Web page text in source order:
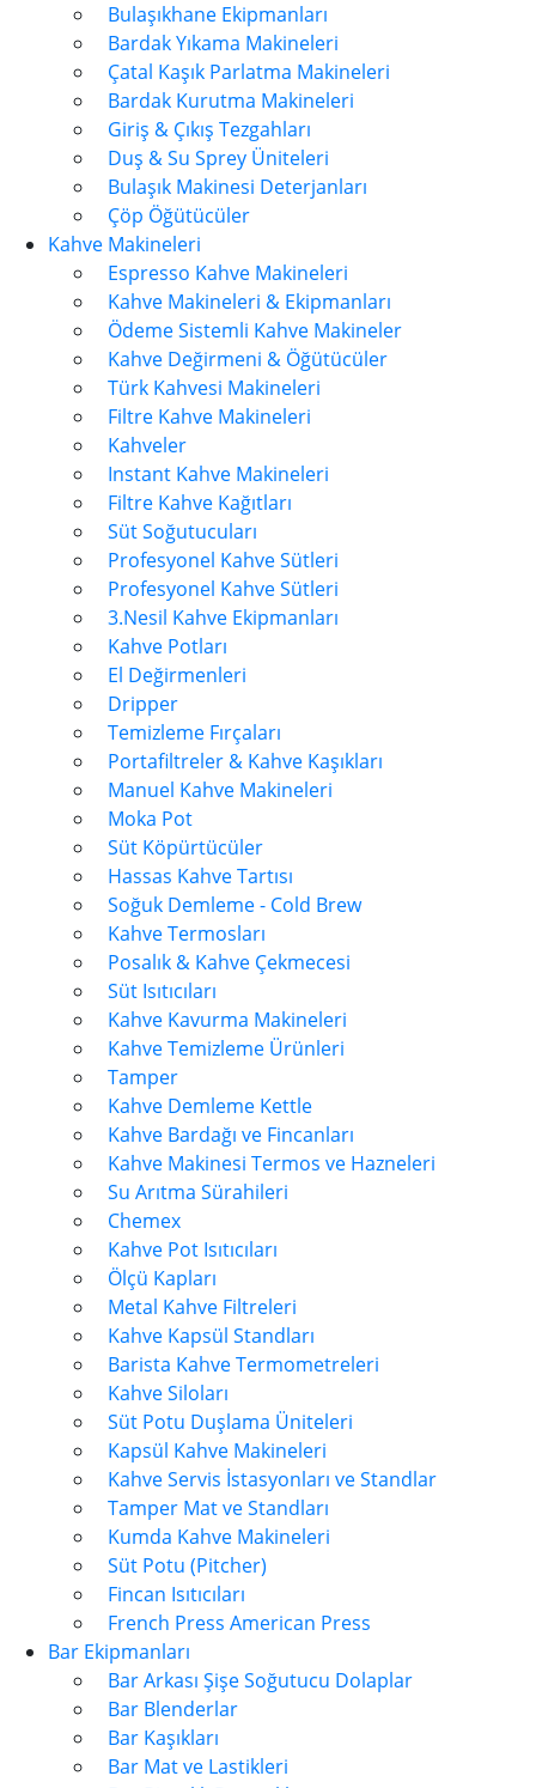
Bulaşıkhane Ekipmanları
Bardak Yıkama Makineleri
Çatal Kaşık Parlatma Makineleri
Bardak Kurutma Makineleri
Giriş & Çıkış Tezgahları
Duş & Su Sprey Üniteleri
Bulaşık Makinesi Deterjanları
Çöp Öğütücüler
Kahve Makineleri
Espresso Kahve Makineleri
Kahve Makineleri & Ekipmanları
Ödeme Sistemli Kahve Makineler
Kahve Değirmeni & Öğütücüler
Türk Kahvesi Makineleri
Filtre Kahve Makineleri
Kahveler
Instant Kahve Makineleri
Filtre Kahve Kağıtları
Süt Soğutucuları
Profesyonel Kahve Sütleri
Profesyonel Kahve Sütleri
3.Nesil Kahve Ekipmanları
Kahve Potları
El Değirmenleri
Dripper
Temizleme Fırçaları
Portafiltreler & Kahve Kaşıkları
Manuel Kahve Makineleri
Moka Pot
Süt Köpürtücüler
Hassas Kahve Tartısı
Soğuk Demleme - Cold Brew
Kahve Termosları
Posalık & Kahve Çekmecesi
Süt Isıtıcıları
Kahve Kavurma Makineleri
Kahve Temizleme Ürünleri
Tamper
Kahve Demleme Kettle
Kahve Bardağı ve Fincanları
Kahve Makinesi Termos ve Hazneleri
Su Arıtma Sürahileri
Chemex
Kahve Pot Isıtıcıları
Ölçü Kapları
Metal Kahve Filtreleri
Kahve Kapsül Standları
Barista Kahve Termometreleri
Kahve Siloları
Süt Potu Duşlama Üniteleri
Kapsül Kahve Makineleri
Kahve Servis İstasyonları ve Standlar
Tamper Mat ve Standları
Kumda Kahve Makineleri
Süt Potu (Pitcher)
Fincan Isıtıcıları
French Press American Press
Bar Ekipmanları
Bar Arkası Şişe Soğutucu Dolaplar
Bar Blenderlar
Bar Kaşıkları
Bar Mat ve Lastikleri